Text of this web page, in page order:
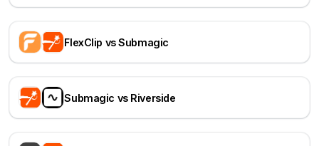
FlexClip vs Submagic
Submagic vs Riverside